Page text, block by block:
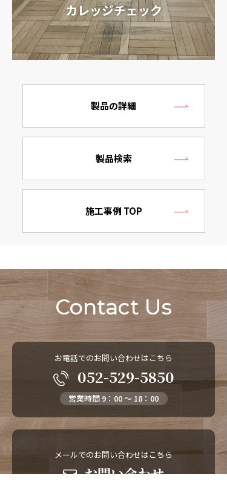
カレッジチェック
製品の詳細
製品検索
施工事例 TOP
Contact Us
お電話でのお問い合わせはこちら
052-529-5850
営業時間 9：00 ～ 18：00
メールでのお問い合わせはこちら
お問い合わせ